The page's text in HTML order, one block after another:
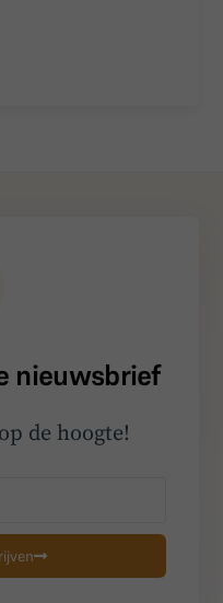
nieuwsbrief
de hoogte!